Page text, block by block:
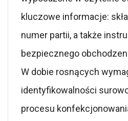
kluczowe informacje:
numer partii, a także
bezpiecznego
W dobie rosnących
identyfikowalności
procesu